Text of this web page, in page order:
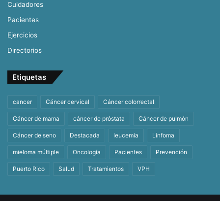
Cuidadores
Pacientes
Ejercicios
Directorios
Etiquetas
cancer Cáncer cervical Cáncer colorrectal
Cáncer de mama cáncer de próstata Cáncer de pulmón
Cáncer de seno Destacada leucemia Linfoma
mieloma múltiple Oncología Pacientes Prevención
Puerto Rico Salud Tratamientos VPH